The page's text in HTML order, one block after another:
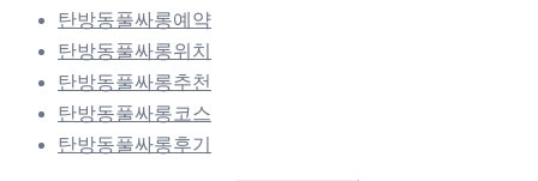
탄방동풀싸롱예약
탄방동풀싸롱위치
탄방동풀싸롱추천
탄방동풀싸롱코스
탄방동풀싸롱후기